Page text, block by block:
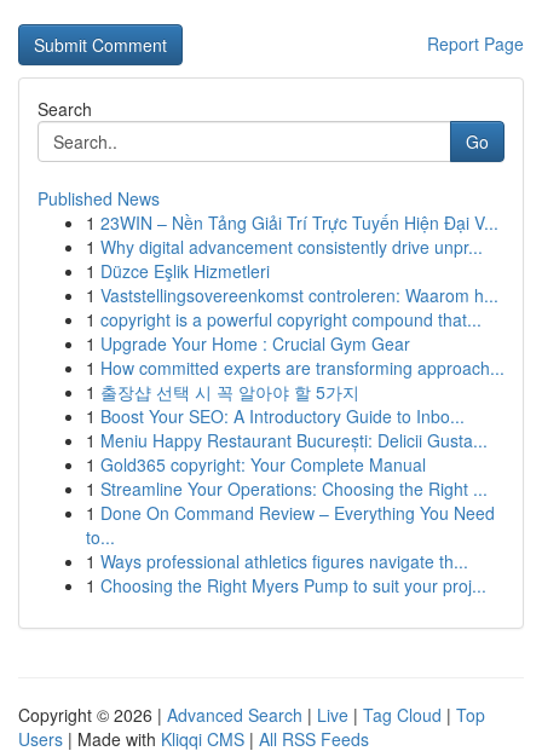
Report Page
Search
Go
Published News
1 23WIN – Nền Tảng Giải Trí Trực Tuyến Hiện Đại V...
1 Why digital advancement consistently drive unpr...
1 Düzce Eşlik Hizmetleri
1 Vaststellingsovereenkomst controleren: Waarom h...
1 copyright is a powerful copyright compound that...
1 Upgrade Your Home : Crucial Gym Gear
1 How committed experts are transforming approach...
1 출장샵 선택 시 꼭 알아야 할 5가지
1 Boost Your SEO: A Introductory Guide to Inbo...
1 Meniu Happy Restaurant București: Delicii Gusta...
1 Gold365 copyright: Your Complete Manual
1 Streamline Your Operations: Choosing the Right ...
1 Done On Command Review – Everything You Need
to...
1 Ways professional athletics figures navigate th...
1 Choosing the Right Myers Pump to suit your proj...
Copyright © 2026 | Advanced Search | Live | Tag Cloud | Top
Users | Made with Kliqqi CMS | All RSS Feeds